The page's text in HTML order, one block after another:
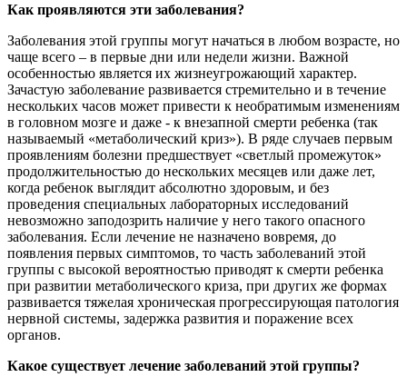
Как проявляются эти заболевания?
Заболевания этой группы могут начаться в любом возрасте, но
чаще всего – в первые дни или недели жизни. Важной
особенностью является их жизнеугрожающий характер.
Зачастую заболевание развивается стремительно и в течение
нескольких часов может привести к необратимым изменениям
в головном мозге и даже - к внезапной смерти ребенка (так
называемый «метаболический криз»). В ряде случаев первым
проявлениям болезни предшествует «светлый промежуток»
продолжительностью до нескольких месяцев или даже лет,
когда ребенок выглядит абсолютно здоровым, и без
проведения специальных лабораторных исследований
невозможно заподозрить наличие у него такого опасного
заболевания. Если лечение не назначено вовремя, до
появления первых симптомов, то часть заболеваний этой
группы с высокой вероятностью приводят к смерти ребенка
при развитии метаболического криза, при других же формах
развивается тяжелая хроническая прогрессирующая патология
нервной системы, задержка развития и поражение всех
органов.
Какое существует лечение заболеваний этой группы?